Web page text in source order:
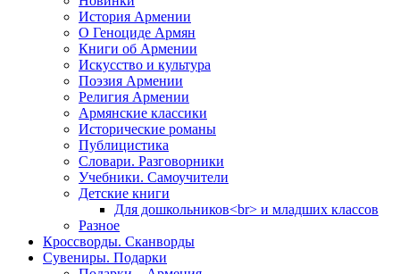
История Армении
О Геноциде Армян
Книги об Армении
Иcкусство и культура
Поэзия Армении
Религия Армении
Армянские классики
Исторические романы
Публицистика
Словари. Разговорники
Учебники. Самоучители
Детские книги
Для дошкольников<br> и младших классов
Разное
Кроссворды. Сканворды
Сувениры. Подарки